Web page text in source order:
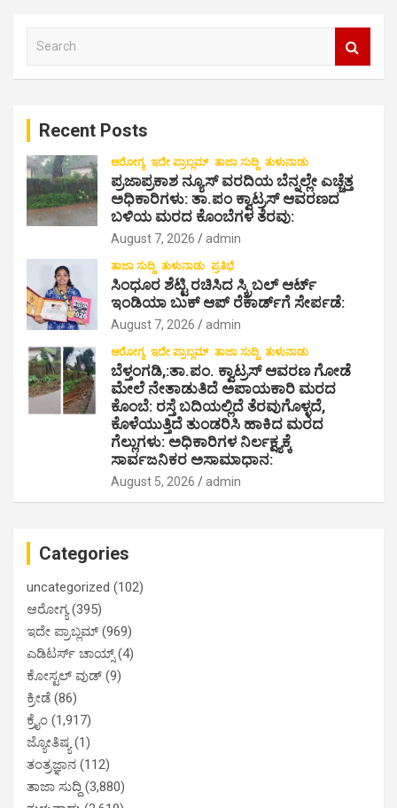
g
Recent Posts
ಆರೋಗ್ಯ ಇದೇ ಪ್ರಾಬ್ಲಮ್ ತಾಜಾ ಸುದ್ದಿ ತುಳುನಾಡು
ಪ್ರಜಾಪ್ರಕಾಶ ನ್ಯೂಸ್ ವರದಿಯ ಬೆನ್ನಲ್ಲೇ ಎಚ್ಚೆತ್ತ
ಅಧಿಕಾರಿಗಳು: ತಾ.ಪಂ ಕ್ವಾಟ್ರಸ್ ಆವರಣದ
ಬಳಿಯ ಮರದ ಕೊಂಬೆಗಳ ತೆರವು:
August 7, 2026 admin
ತಾಜಾ ಸುದ್ದಿ ತುಳುನಾಡು ಪ್ರತಿಭೆ
ಸಿಂಧೂರ ಶೆಟ್ಟಿ ರಚಿಸಿದ ಸ್ಕ್ರಿಬಲ್ ಆರ್ಟ್
ಇಂಡಿಯಾ ಬುಕ್ ಆಪ್ ರೆಕಾರ್ಡ್‌ಗೆ ಸೇರ್ಪಡೆ:
August 7, 2026 admin
ಆರೋಗ್ಯ ಇದೇ ಪ್ರಾಬ್ಲಮ್ ತಾಜಾ ಸುದ್ದಿ ತುಳುನಾಡು
ಬೆಳ್ತಂಗಡಿ,:ತಾ.ಪಂ‌. ಕ್ವಾಟ್ರಸ್ ಆವರಣ ಗೋಡೆ
ಮೇಲೆ ನೇತಾಡುತಿದೆ ಅಪಾಯಕಾರಿ ಮರದ
ಕೊಂಬೆ: ರಸ್ತೆ ಬದಿಯಲ್ಲಿದೆ ತೆರವುಗೊಳ್ಳದೆ,
ಕೊಳೆಯುತ್ತಿದೆ ತುಂಡರಿಸಿ ಹಾಕಿದ ಮರದ
ಗೆಲ್ಲುಗಳು: ಅಧಿಕಾರಿಗಳ ನಿರ್ಲಕ್ಷ್ಯಕ್ಕೆ
ಸಾರ್ವಜನಿಕರ ಅಸಾಮಾಧಾನ:
August 5, 2026 admin
Categories
uncategorized (102)
ಆರೋಗ್ಯ(395)
ಇದೇ ಪ್ರಾಬ್ಲಮ್ (969)
ಎಡಿಟರ್ಸ್ ಚಾಯ್ಸ್(4)
ಕೋಸ್ಟಲ್ ವುಡ್ (9)
ಕ್ರೀಡೆ (86)
ಕ್ರೈಂ (1,917)
ಜ್ಯೋತಿಷ್ಯ(1)
ತಂತ್ರಜ್ಞಾನ (112)
ತಾಜಾ ಸುದ್ದಿ (3,880)